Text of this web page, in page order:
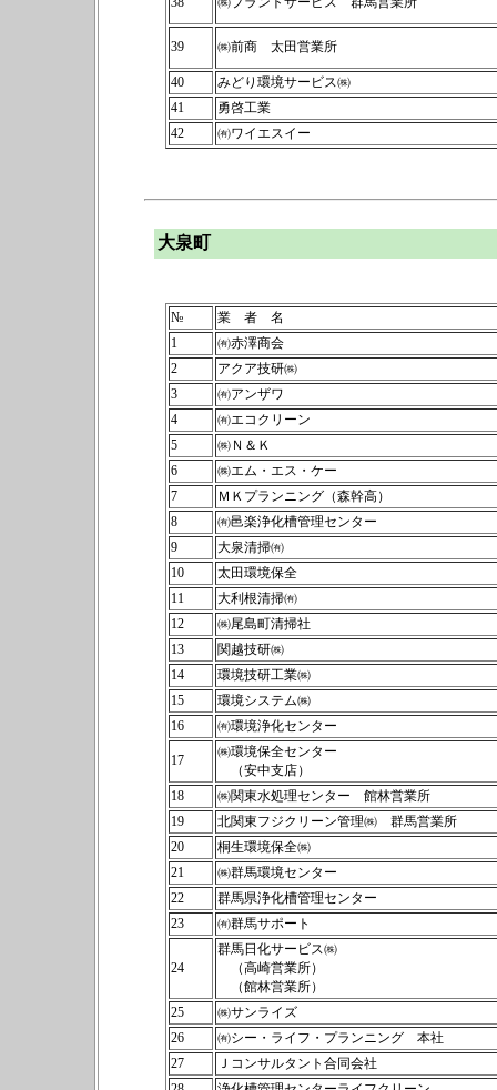
39 ㈱前商 太田営業所
40
みどり環境サービス㈱
41
勇啓工業
42
㈲ワイエスイー
大泉町
№
業 者 名
1
㈲赤澤商会
2
アクア技研㈱
3
㈲アンザワ
4
㈲エコクリーン
5
㈱Ｎ＆Ｋ
6
㈱エム・エス・ケー
7
ＭＫプランニング（森幹高）
8
㈲邑楽浄化槽管理センター
9
大泉清掃㈲
10
太田環境保全
11
大利根清掃㈲
12
㈱尾島町清掃社
13
関越技研㈱
14
環境技研工業㈱
15
環境システム㈱
16
㈲環境浄化センター
17
㈱環境保全センター
（安中支店）
18
㈱関東水処理センター 館林営業所
19
北関東フジクリーン管理㈱ 群馬営業所
20
桐生環境保全㈱
21
㈱群馬環境センター
22
群馬県浄化槽管理センター
23
㈲群馬サポート
24
群馬日化サービス㈱
（高崎営業所）
（館林営業所）
25
㈱サンライズ
26
㈲シー・ライフ・プランニング 本社
27
Ｊコンサルタント合同会社